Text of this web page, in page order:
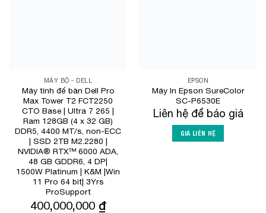
MÁY BỘ - DELL
Máy tính để bàn Dell Pro
Max Tower T2 FCT2250
CTO Base | Ultra 7 265 |
Ram 128GB (4 x 32 GB)
DDR5, 4400 MT/s, non-ECC
| SSD 2TB M2.2280 |
NVIDIA® RTX™ 6000 ADA,
48 GB GDDR6, 4 DP|
1500W Platinum | K&M |Win
11 Pro 64 bit| 3Yrs
ProSupport
400,000,000 ₫
EPSON
Máy In Epson SureColor
SC-P6530E
Liên hệ để báo giá
GIÁ LIÊN HỆ